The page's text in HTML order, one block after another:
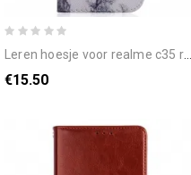
leren hoesje voor realme c35 roze bloem
€15.50